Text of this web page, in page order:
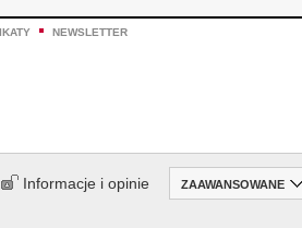
NEWSLETTER
Informacje i opinie ZAAWANSOWANE